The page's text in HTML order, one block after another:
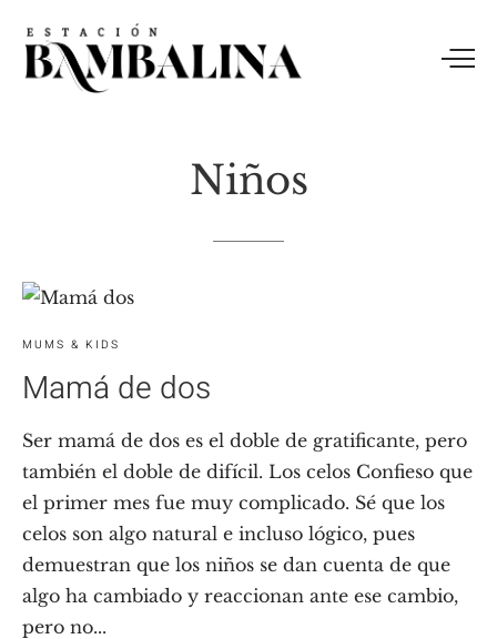
Niños
MUMS & KIDS
Mamá de dos
Ser mamá de dos es el doble de gratificante, pero
también el doble de difícil. Los celos Confieso que
el primer mes fue muy complicado. Sé que los
celos son algo natural e incluso lógico, pues
demuestran que los niños se dan cuenta de que
algo ha cambiado y reaccionan ante ese cambio,
pero no...